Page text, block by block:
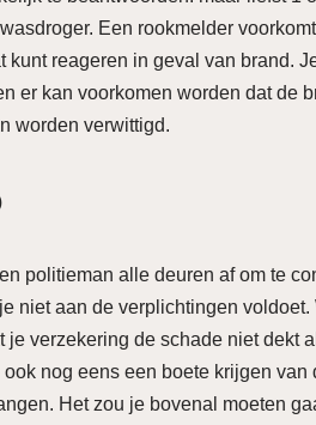
Een rookmelder
kunt reageren in geval van brand.
er kan voorkomen worden dat de
worden verwittigd.
politieman alle deuren af om te
niet aan de verplichtingen
je verzekering de schade niet dekt
nog eens een boete krijgen
Het zou je bovenal moeten